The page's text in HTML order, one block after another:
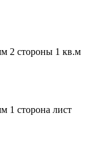
2 стороны 1 кв.м
1 сторона лист